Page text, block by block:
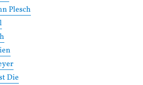
Plesch
Die